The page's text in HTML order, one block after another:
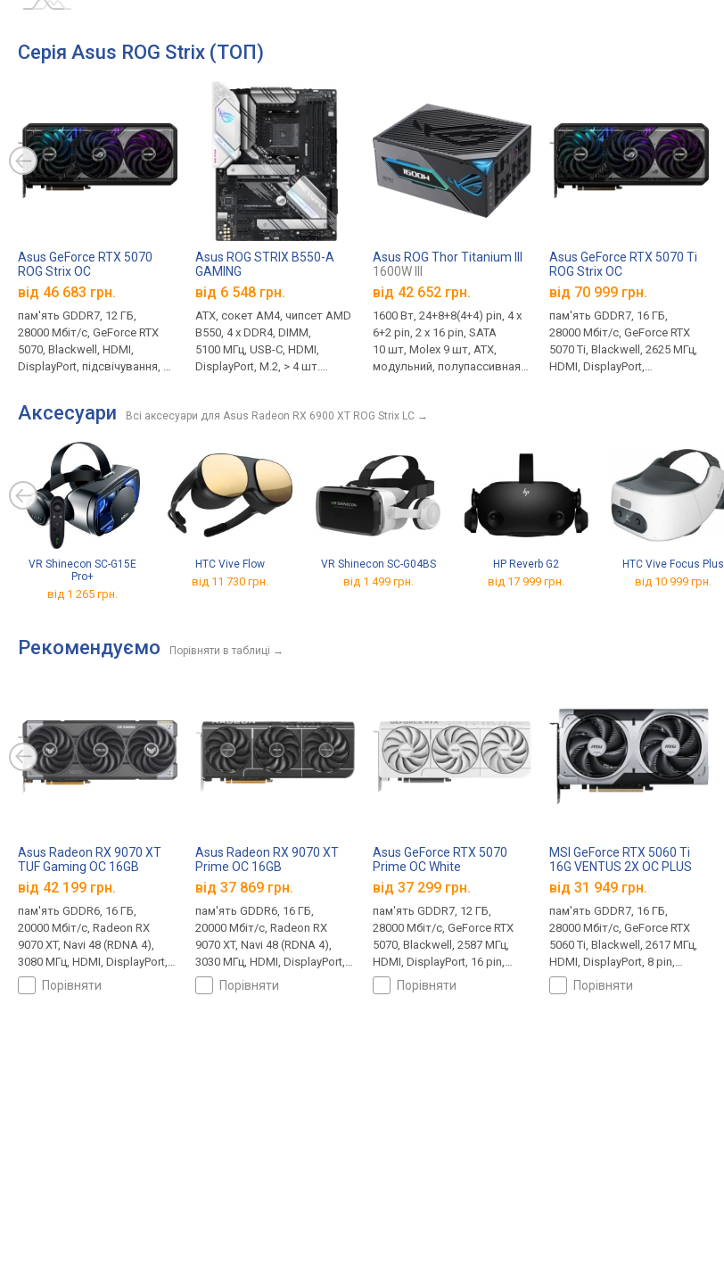
Серія Asus ROG Strix (ТОП)
Asus GeForce RTX 5070
ROG Strix OC
від 46 683 грн.
пам'ять GDDR7, 12 ГБ,
28000 Мбіт/с, GeForce RTX
5070, Blackwell, HDMI,
DisplayPort, підсвічування, 16
Asus ROG STRIX B550-A
GAMING
від 6 548 грн.
ATX, сокет AM4, чипсет AMD
B550, 4 x DDR4, DIMM,
5100 МГц, USB-C, HDMI,
DisplayPort, M.2, > 4 шт.
Asus ROG Thor Titanium III
1600W III
від 42 652 грн.
1600 Вт, 24+8+8(4+4) pin, 4 х
6+2 pin, 2 x 16 pin, SATA
10 шт, Molex 9 шт, ATX,
модульний, полупассивная
гарантія 10 років
Asus GeForce RTX 5070 Ti
ROG Strix OC
від 70 999 грн.
пам'ять GDDR7, 16 ГБ,
28000 Мбіт/с, GeForce RTX
5070 Ti, Blackwell, 2625 МГц,
HDMI, DisplayPort,
Аксесуари Всі аксесуари для Asus Radeon RX 6900 XT ROG Strix LC →
VR Shinecon SC-G15E
Pro+
від 1 265 грн.
HTC Vive Flow
від 11 730 грн.
VR Shinecon SC-G04BS
від 1 499 грн.
HP Reverb G2
від 17 999 грн.
HTC Vive Focus Plus
від 10 999 грн.
Рекомендуємо Порівняти в таблиці →
Asus Radeon RX 9070 XT
TUF Gaming OC 16GB
від 42 199 грн.
пам'ять GDDR6, 16 ГБ,
20000 Мбіт/с, Radeon RX
9070 XT, Navi 48 (RDNA 4),
3080 МГц, HDMI, DisplayPort,
підсвічування, 8 + 8 + 8 pin,
330 Вт
порівняти
Asus Radeon RX 9070 XT
Prime OC 16GB
від 37 869 грн.
пам'ять GDDR6, 16 ГБ,
20000 Мбіт/с, Radeon RX
9070 XT, Navi 48 (RDNA 4),
3030 МГц, HDMI, DisplayPort, 8
+ 8 + 8 pin, 304 Вт
порівняти
Asus GeForce RTX 5070
Prime OC White
від 37 299 грн.
пам'ять GDDR7, 12 ГБ,
28000 Мбіт/с, GeForce RTX
5070, Blackwell, 2587 МГц,
HDMI, DisplayPort, 16 pin,
White Edition
порівняти
MSI GeForce RTX 5060 Ti
16G VENTUS 2X OC PLUS
від 31 949 грн.
пам'ять GDDR7, 16 ГБ,
28000 Мбіт/с, GeForce RTX
5060 Ti, Blackwell, 2617 МГц,
HDMI, DisplayPort, 8 pin,
180 Втпорівняти